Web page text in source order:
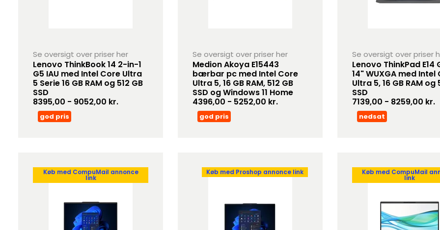
Se oversigt over priser her
Lenovo ThinkBook 14 2-in-1
G5 IAU med Intel Core Ultra
5 Serie 16 GB RAM og 512 GB
SSD
8395,00 - 9052,00 kr.
god pris
Se oversigt over priser her
Medion Akoya E15443
bærbar pc med Intel Core
Ultra 5, 16 GB RAM, 512 GB
SSD og Windows 11 Home
4396,00 - 5252,00 kr.
god pris
Se oversigt over priser
Lenovo ThinkPad E14
14" WUXGA med Intel
Ultra 5, 16 GB RAM og
SSD
7139,00 - 8259,00 kr.
nedsat
Køb med CompuMail annonce
link
Køb med Proshop annonce link Køb med CompuMail
link